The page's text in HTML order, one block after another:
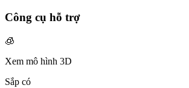
Công cụ hỗ trợ
🧊
Xem mô hình 3D
Sắp có